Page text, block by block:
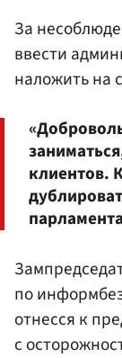
За
ввести
наложить на
клиентов.
по
отнесся к
с